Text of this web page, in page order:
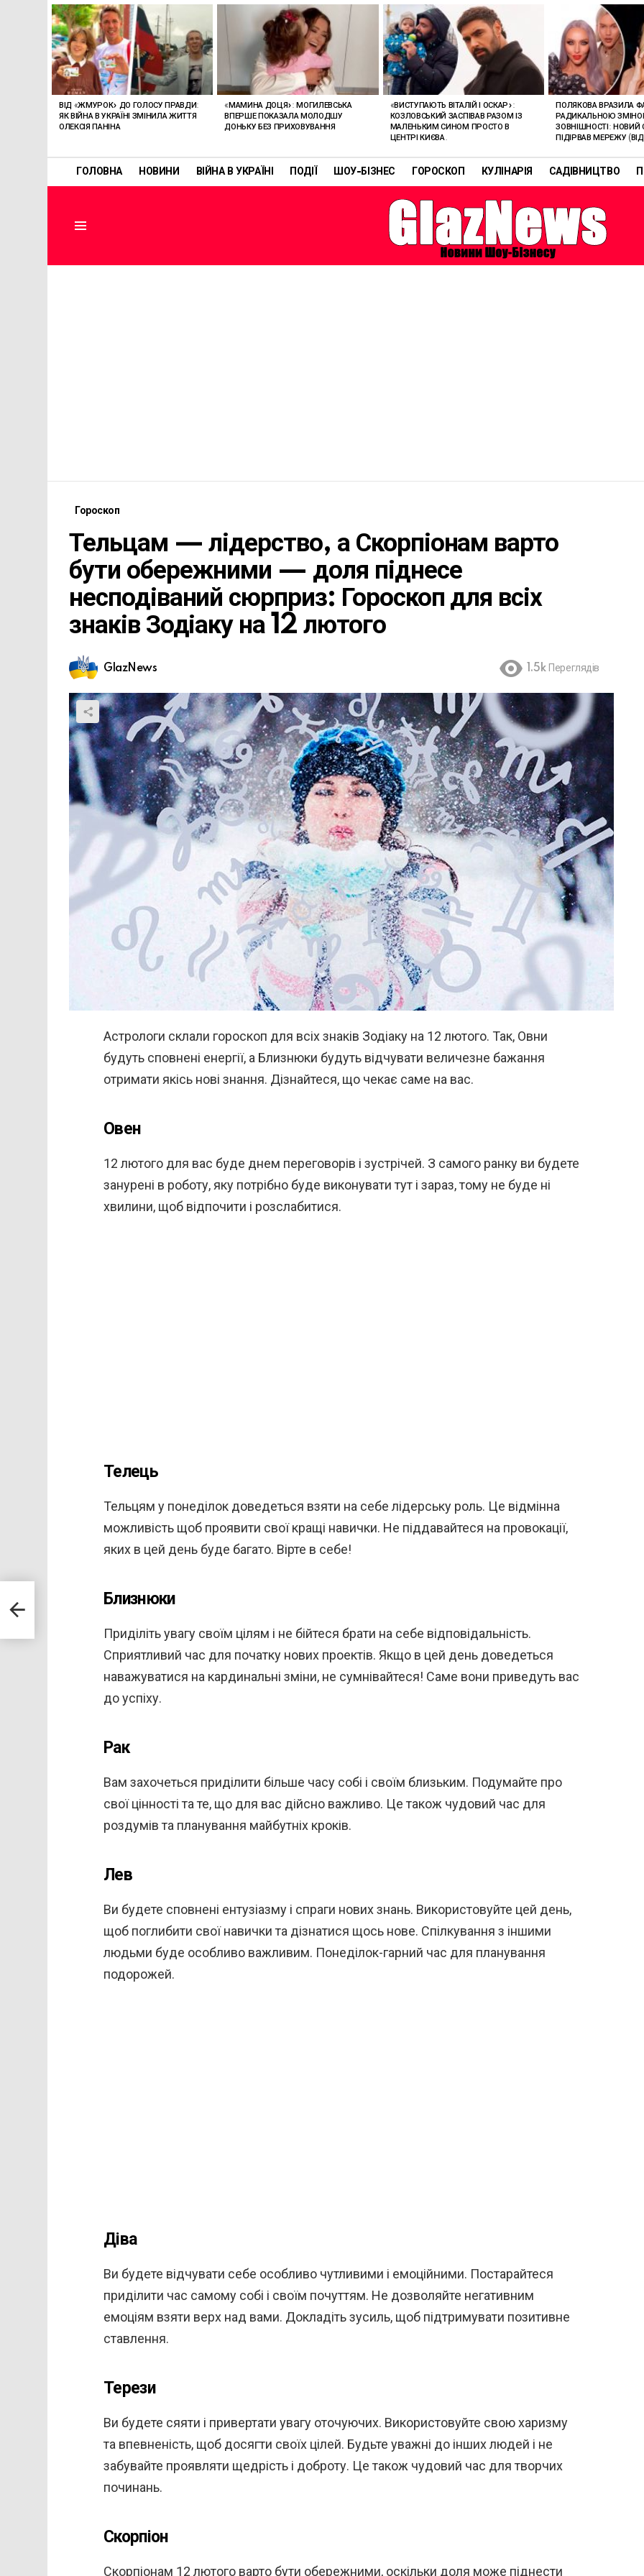
ГОЛОВНА НОВИНИ ВІЙНА В УКРАЇНІ ПОДІЇ ШОУ-БІЗНЕС ГОРОСКОП КУЛІНАРІЯ САДІВНИЦТВО
ОСТАННІ
СТАТТІ
ВІД «ЖМУРОК» ДО ГОЛОСУ ПРАВДИ:
ЯК ВІЙНА В УКРАЇНІ ЗМІНИЛА ЖИТТЯ
ОЛЕКСІЯ ПАНІНА
«МАМИНА ДОЦЯ»: МОГИЛЕВСЬКА
ВПЕРШЕ ПОКАЗАЛА МОЛОДШУ
ДОНЬКУ БЕЗ ПРИХОВУВАННЯ
«ВИСТУПАЮТЬ ВІТАЛІЙ І ОСКАР»:
КОЗЛОВСЬКИЙ ЗАСПІВАВ РАЗОМ ІЗ
МАЛЕНЬКИМ СИНОМ ПРОСТО В
ЦЕНТРІ КИЄВА.
ПОЛЯКОВА ВРАЗИЛА
РАДИКАЛЬНОЮ
ЗОВНІШНОСТІ: НОВИЙ
ПІДІРВАВ МЕРЕЖУ
Гороскоп
Тельцам — лідерство, а Скорпіонам варто
бути обережними — доля піднесе
несподіваний сюрприз: Гороскоп для всіх
знаків Зодіаку на 12 лютого
GlazNews 1.5k Переглядів
Астрологи склали гороскоп для всіх знаків Зодіаку на 12 лютого. Так, Овни
будуть сповнені енергії, а Близнюки будуть відчувати величезне бажання
отримати якісь нові знання. Дізнайтеся, що чекає саме на вас.
Овен
12 лютого для вас буде днем переговорів і зустрічей. З самого ранку ви будете
занурені в роботу, яку потрібно буде виконувати тут і зараз, тому не буде ні
хвилини, щоб відпочити і розслабитися.
Телець
Тельцям у понеділок доведеться взяти на себе лідерську роль. Це відмінна
можливість щоб проявити свої кращі навички. Не піддавайтеся на провокації,
яких в цей день буде багато. Вірте в себе!
Близнюки
Приділіть увагу своїм цілям і не бійтеся брати на себе відповідальність.
Сприятливий час для початку нових проектів. Якщо в цей день доведеться
наважуватися на кардинальні зміни, не сумнівайтеся! Саме вони приведуть вас
до успіху.
Рак
Вам захочеться приділити більше часу собі і своїм близьким. Подумайте про
свої цінності та те, що для вас дійсно важливо. Це також чудовий час для
роздумів та планування майбутніх кроків.
Лев
Ви будете сповнені ентузіазму і спраги нових знань. Використовуйте цей день,
щоб поглибити свої навички та дізнатися щось нове. Спілкування з іншими
людьми буде особливо важливим. Понеділок-гарний час для планування
подорожей.
Діва
Ви будете відчувати себе особливо чутливими і емоційними. Постарайтеся
приділити час самому собі і своїм почуттям. Не дозволяйте негативним
емоціям взяти верх над вами. Докладіть зусиль, щоб підтримувати позитивне
ставлення.
Терези
Ви будете сяяти і привертати увагу оточуючих. Використовуйте свою харизму
та впевненість, щоб досягти своїх цілей. Будьте уважні до інших людей і не
забувайте проявляти щедрість і доброту. Це також чудовий час для творчих
починань.
Скорпіон
Скорпіонам 12 лютого варто бути обережними, оскільки доля може піднести